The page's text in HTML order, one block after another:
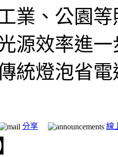
業、公園
源效率進
統燈泡省
分享 線